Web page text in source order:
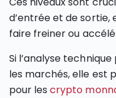
d’entrée et de sortie,
faire freiner ou
Si l’analyse
les marchés, elle est
pour lescrypto